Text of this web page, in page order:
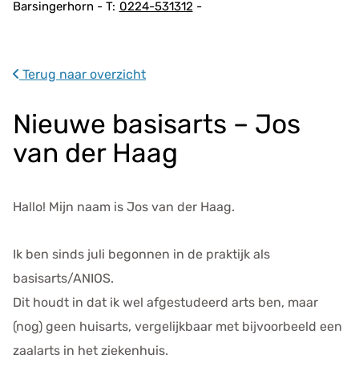
d
s
e
g
e
n
Barsingerhorn
0224-531312
Terug naar overzicht
Nieuwe basisarts – Jos
van der Haag
Hallo! Mijn naam is Jos van der Haag.
Ik ben sinds juli begonnen in de praktijk als
basisarts/ANIOS.
Dit houdt in dat ik wel afgestudeerd arts ben, maar
(nog) geen huisarts, vergelijkbaar met bijvoorbeeld een
zaalarts in het ziekenhuis.